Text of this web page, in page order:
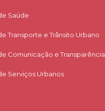
Saúde
Transporte e Trânsito Urbano
Comunicação e Transparência
Serviços Urbanos